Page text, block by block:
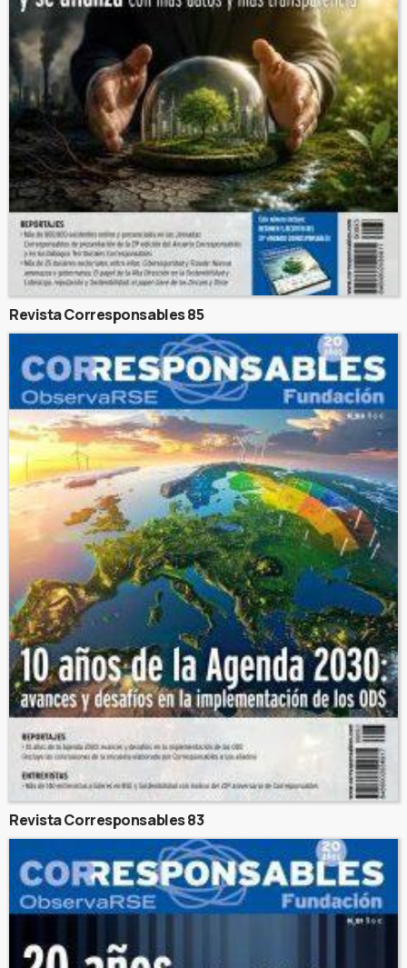
Revista Corresponsables 85
Revista Corresponsables 83